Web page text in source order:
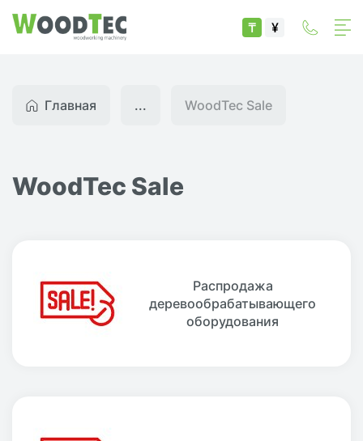
₸ ¥
Главная WoodTec Sale
...
WoodTec Sale
Распродажа
деревообрабатывающего
оборудования